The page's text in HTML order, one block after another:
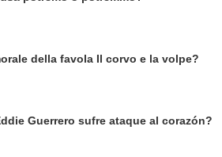
della favola Il corvo e la volpe?
Guerrero sufre ataque al corazón?